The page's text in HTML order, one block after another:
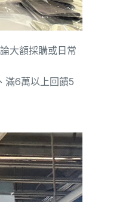
大額採購或日常
滿6萬以上回饋5